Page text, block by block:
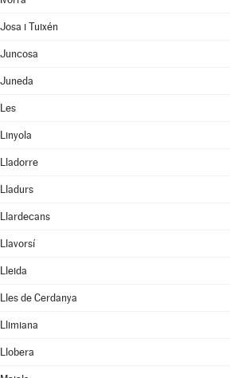
Josa i Tuixén
Juncosa
Juneda
Les
Linyola
Lladorre
Lladurs
Llardecans
Llavorsí
Lleida
Lles de Cerdanya
Llimiana
Llobera